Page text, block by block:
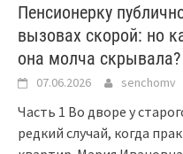
Пенсионерку
вызовах скорой: но
она молча скрывала?
07.06.2026 senchomv
Часть 1 Во дворе у
редкий случай, когда